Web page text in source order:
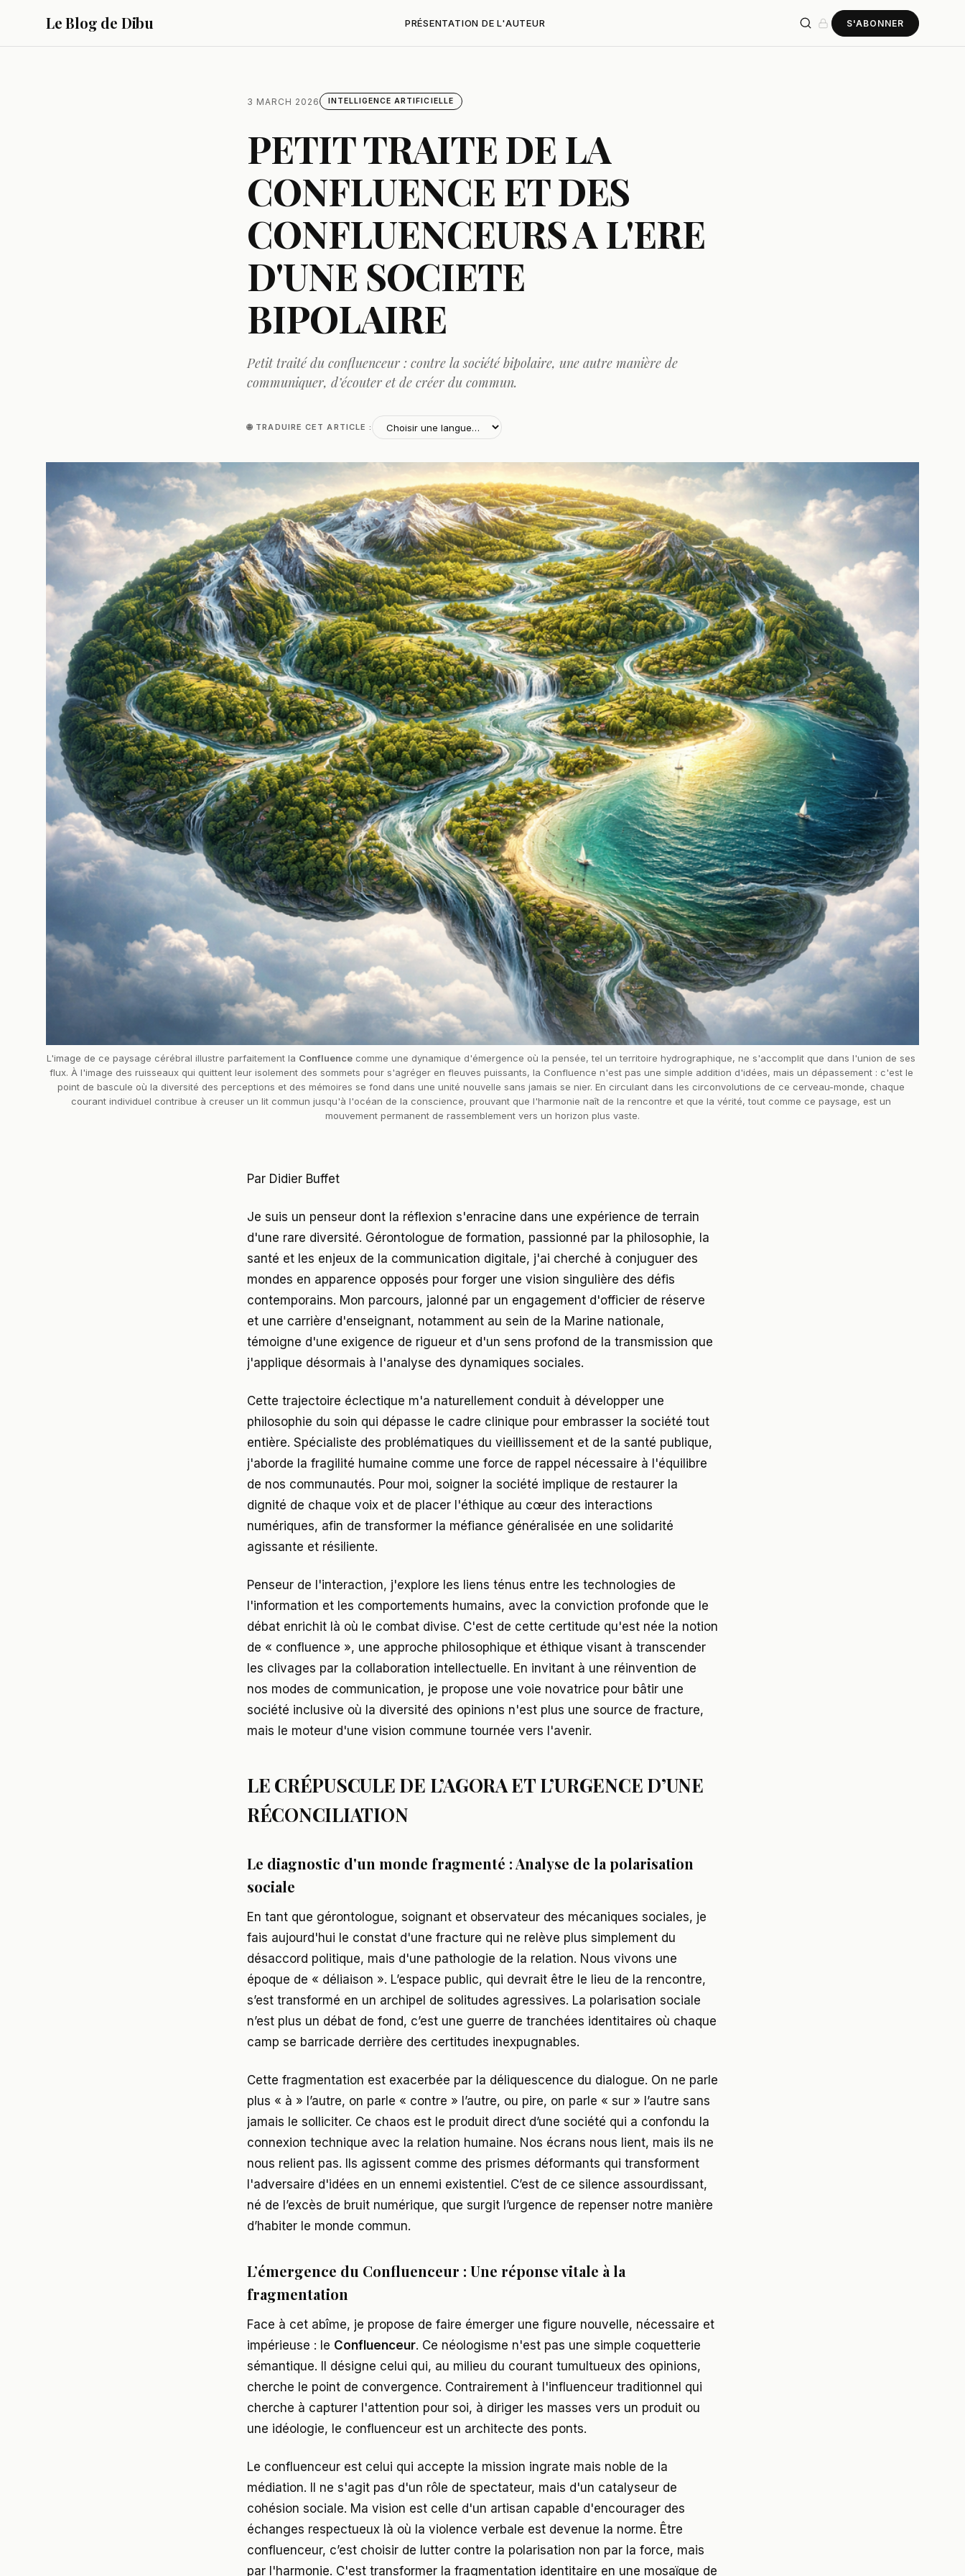
Le Blog de Dibu PRÉSENTATION DE L'AUTEUR S'ABONNER
3 MARCH 2026 INTELLIGENCE ARTIFICIELLE
PETIT TRAITE DE LA
CONFLUENCE ET DES
CONFLUENCEURS A L'ERE
D'UNE SOCIETE
BIPOLAIRE
Petit traité du confluenceur : contre la société bipolaire, une autre manière de
communiquer, d’écouter et de créer du commun.
🌐 TRADUIRE CET ARTICLE :
L'image de ce paysage cérébral illustre parfaitement la Confluence comme une dynamique d'émergence où la pensée, tel un territoire hydrographique, ne s'accomplit que dans l'union de ses
flux. À l'image des ruisseaux qui quittent leur isolement des sommets pour s'agréger en fleuves puissants, la Confluence n'est pas une simple addition d'idées, mais un dépassement : c'est le
point de bascule où la diversité des perceptions et des mémoires se fond dans une unité nouvelle sans jamais se nier. En circulant dans les circonvolutions de ce cerveau-monde, chaque
courant individuel contribue à creuser un lit commun jusqu'à l'océan de la conscience, prouvant que l'harmonie naît de la rencontre et que la vérité, tout comme ce paysage, est un
mouvement permanent de rassemblement vers un horizon plus vaste.
Par Didier Buffet
Je suis un penseur dont la réflexion s'enracine dans une expérience de terrain
d'une rare diversité. Gérontologue de formation, passionné par la philosophie, la
santé et les enjeux de la communication digitale, j'ai cherché à conjuguer des
mondes en apparence opposés pour forger une vision singulière des défis
contemporains. Mon parcours, jalonné par un engagement d'officier de réserve
et une carrière d'enseignant, notamment au sein de la Marine nationale,
témoigne d'une exigence de rigueur et d'un sens profond de la transmission que
j'applique désormais à l'analyse des dynamiques sociales.
Cette trajectoire éclectique m'a naturellement conduit à développer une
philosophie du soin qui dépasse le cadre clinique pour embrasser la société tout
entière. Spécialiste des problématiques du vieillissement et de la santé publique,
j'aborde la fragilité humaine comme une force de rappel nécessaire à l'équilibre
de nos communautés. Pour moi, soigner la société implique de restaurer la
dignité de chaque voix et de placer l'éthique au cœur des interactions
numériques, afin de transformer la méfiance généralisée en une solidarité
agissante et résiliente.
Penseur de l'interaction, j'explore les liens ténus entre les technologies de
l'information et les comportements humains, avec la conviction profonde que le
débat enrichit là où le combat divise. C'est de cette certitude qu'est née la notion
de « confluence », une approche philosophique et éthique visant à transcender
les clivages par la collaboration intellectuelle. En invitant à une réinvention de
nos modes de communication, je propose une voie novatrice pour bâtir une
société inclusive où la diversité des opinions n'est plus une source de fracture,
mais le moteur d'une vision commune tournée vers l'avenir.
LE CRÉPUSCULE DE L’AGORA ET L’URGENCE D’UNE
RÉCONCILIATION
Le diagnostic d'un monde fragmenté : Analyse de la polarisation
sociale
En tant que gérontologue, soignant et observateur des mécaniques sociales, je
fais aujourd'hui le constat d'une fracture qui ne relève plus simplement du
désaccord politique, mais d'une pathologie de la relation. Nous vivons une
époque de « déliaison ». L’espace public, qui devrait être le lieu de la rencontre,
s’est transformé en un archipel de solitudes agressives. La polarisation sociale
n’est plus un débat de fond, c’est une guerre de tranchées identitaires où chaque
camp se barricade derrière des certitudes inexpugnables.
Cette fragmentation est exacerbée par la déliquescence du dialogue. On ne parle
plus « à » l’autre, on parle « contre » l’autre, ou pire, on parle « sur » l’autre sans
jamais le solliciter. Ce chaos est le produit direct d’une société qui a confondu la
connexion technique avec la relation humaine. Nos écrans nous lient, mais ils ne
nous relient pas. Ils agissent comme des prismes déformants qui transforment
l'adversaire d'idées en un ennemi existentiel. C’est de ce silence assourdissant,
né de l’excès de bruit numérique, que surgit l’urgence de repenser notre manière
d’habiter le monde commun.
L’émergence du Confluenceur : Une réponse vitale à la
fragmentation
Face à cet abîme, je propose de faire émerger une figure nouvelle, nécessaire et
impérieuse : le Confluenceur. Ce néologisme n'est pas une simple coquetterie
sémantique. Il désigne celui qui, au milieu du courant tumultueux des opinions,
cherche le point de convergence. Contrairement à l'influenceur traditionnel qui
cherche à capturer l'attention pour soi, à diriger les masses vers un produit ou
une idéologie, le confluenceur est un architecte des ponts.
Le confluenceur est celui qui accepte la mission ingrate mais noble de la
médiation. Il ne s'agit pas d'un rôle de spectateur, mais d'un catalyseur de
cohésion sociale. Ma vision est celle d'un artisan capable d'encourager des
échanges respectueux là où la violence verbale est devenue la norme. Être
confluenceur, c’est choisir de lutter contre la polarisation non par la force, mais
par l'harmonie. C'est transformer la fragmentation identitaire en une mosaïque de